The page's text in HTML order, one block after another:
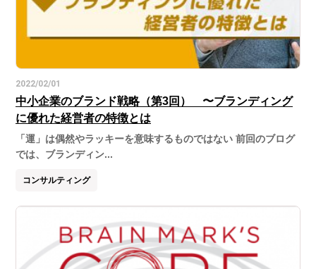
2022/02/01
中小企業のブランド戦略（第3回） 〜ブランディング
に優れた経営者の特徴とは
「運」は偶然やラッキーを意味するものではない 前回のブログ
では、ブランディン...
コンサルティング